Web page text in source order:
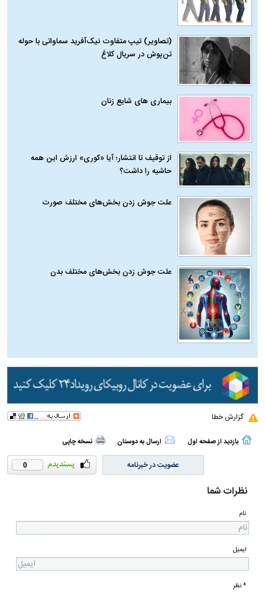
(تصاویر) تیپ متفاوت نیک‌آفرید سماواتی با حوله
تن‌پوش در سریال کلاغ
بیماری‌ های شایع زنان
از توقیف تا انتشار؛ آیا «کوری» ارزش این همه
حاشیه را داشت؟
علت جوش زدن بخش‌های مختلف صورت
علت جوش زدن بخش‌های مختلف بدن
گزارش خطا
بازدید از صفحه اول ارسال به دوستان نسخه چاپی
0 عضویت در خبرنامه
نظرات شما
نام
ایمیل
* نظر